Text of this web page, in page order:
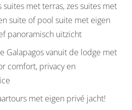
suites met terras, zes suites met
suite of pool suite met eigen
panoramisch uitzicht
Galapagos vanuit de lodge met
comfort, privacy en
met eigen privé jacht!